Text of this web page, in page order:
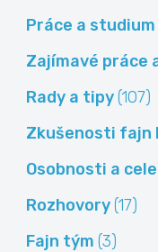
Práce a
Zajímavé práce
Rady a tipy(107)
Zkušenosti fajn
Osobnosti a
Rozhovory(17)
Fajn tým (3)